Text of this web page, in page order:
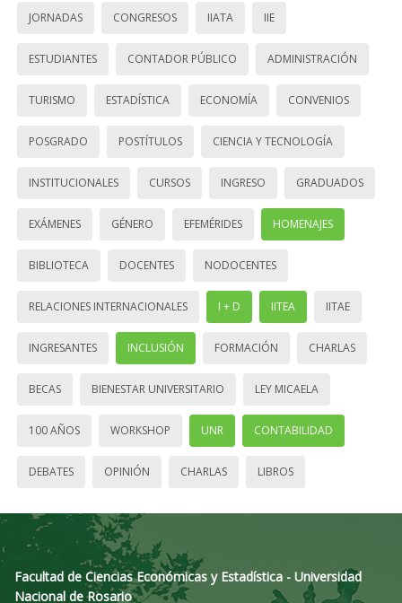
JORNADAS CONGRESOS IIATA IIE
ESTUDIANTES CONTADOR PÚBLICO ADMINISTRACIÓN
TURISMO ESTADÍSTICA ECONOMÍA CONVENIOS
POSGRADO POSTÍTULOS CIENCIA Y TECNOLOGÍA
INSTITUCIONALES CURSOS INGRESO GRADUADOS
EXÁMENES GÉNERO EFEMÉRIDES HOMENAJES
BIBLIOTECA DOCENTES NODOCENTES
RELACIONES INTERNACIONALES I + D IITEA IITAE
INGRESANTES INCLUSIÓN FORMACIÓN CHARLAS
BECAS BIENESTAR UNIVERSITARIO LEY MICAELA
100 AÑOS WORKSHOP UNR CONTABILIDAD
DEBATES OPINIÓN CHARLAS LIBROS
Facultad de Ciencias Económicas y Estadística - Universidad
Nacional de Rosario